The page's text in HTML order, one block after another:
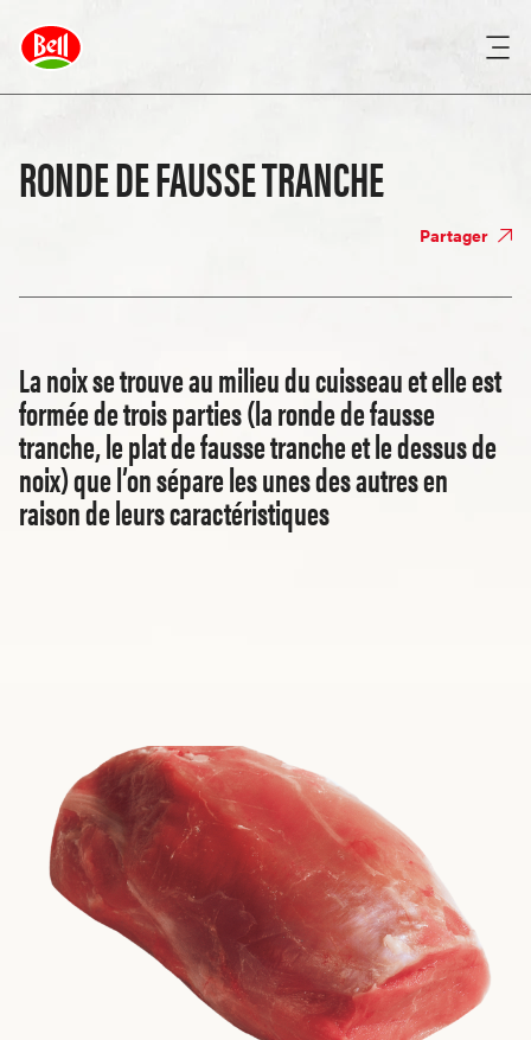
RONDE DE FAUSSE TRANCHE
Partager
La noix se trouve au milieu du cuisseau et elle est
formée de trois parties (la ronde de fausse
tranche, le plat de fausse tranche et le dessus de
noix) que l’on sépare les unes des autres en
raison de leurs caractéristiques